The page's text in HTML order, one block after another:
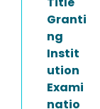
Granti
ng
Instit
ution
Exami
natio